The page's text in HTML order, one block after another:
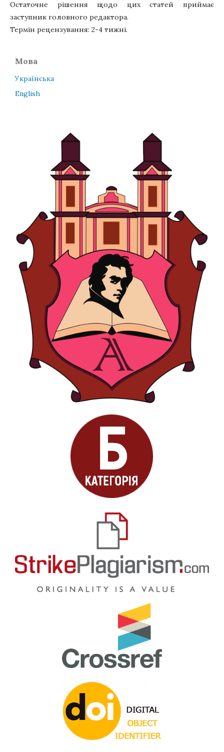
Остаточне рішення щодо цих статей приймає
заступник головного редактора.
Термін рецензування: 2-4 тижні.
Мова
Українська
English